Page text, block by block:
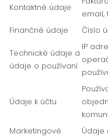
Kontaktné údaje
email,
Finančné údaje
Číslo
Technické údaje a
údaje o používaní
IP
Údaje k účtu
Marketingové
Údaje